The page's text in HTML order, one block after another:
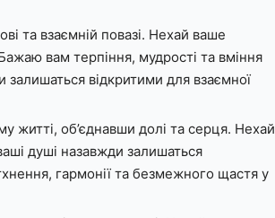
та взаємній повазі. Нехай ваше
вам терпіння, мудрості та вміння
відкритими для взаємної
житті, об’єднавши долі та серця. Нехай
душі назавжди залишаться
гармонії та безмежного щастя у